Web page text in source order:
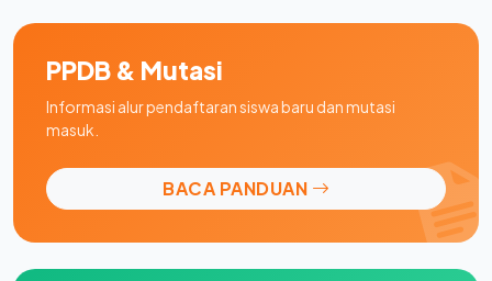
PPDB & Mutasi
Informasi alur pendaftaran siswa baru dan mutasi
masuk.
BACA PANDUAN